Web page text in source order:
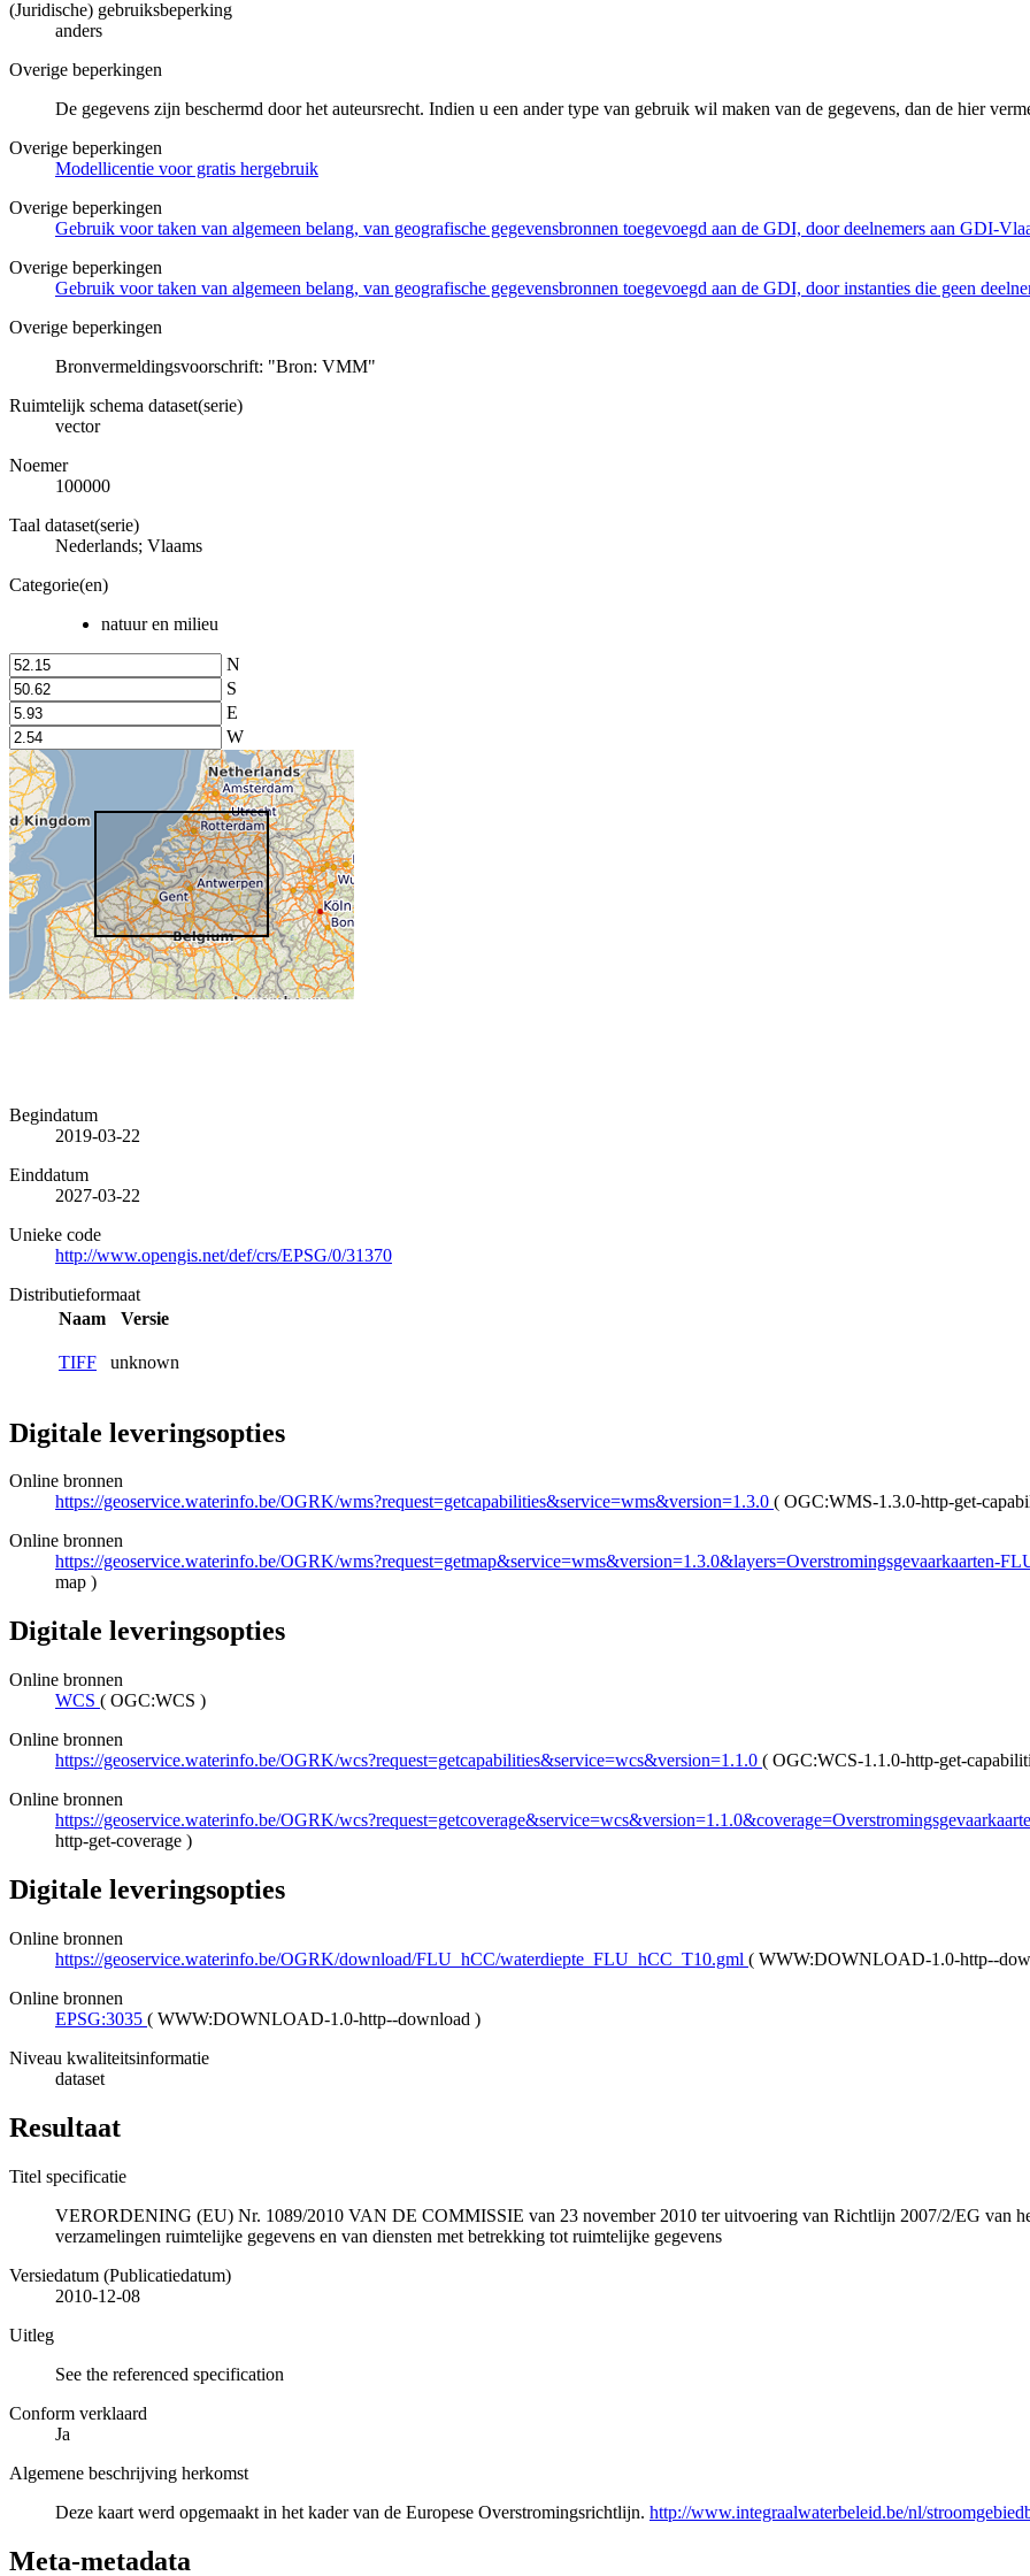
(Juridische) gebruiksbeperking
anders
Overige beperkingen
De gegevens zijn beschermd door het auteursrecht. Indien u een ander type van gebruik wil maken van de gegevens, dan de hier
Overige beperkingen
Modellicentie voor gratis hergebruik
Overige beperkingen
Gebruik voor taken van algemeen belang, van geografische gegevensbronnen toegevoegd aan de GDI, door deelnemers aan GDI-
Overige beperkingen
Gebruik voor taken van algemeen belang, van geografische gegevensbronnen toegevoegd aan de GDI, door instanties die geen
Overige beperkingen
Bronvermeldingsvoorschrift: "Bron: VMM"
Ruimtelijk schema dataset(serie)
vector
Noemer
100000
Taal dataset(serie)
Nederlands; Vlaams
Categorie(en)
natuur en milieu
N
S
E
W
Begindatum
2019-03-22
Einddatum
2027-03-22
Unieke code
http://www.opengis.net/def/crs/EPSG/0/31370
Distributieformaat
Naam
Versie
TIFF unknown
Digitale leveringsopties
Online bronnen
https://geoservice.waterinfo.be/OGRK/wms?request=getcapabilities&service=wms&version=1.3.0 ( OGC:WMS-1.3.0-http-get-
Online bronnen
https://geoservice.waterinfo.be/OGRK/wms?request=getmap&service=wms&version=1.3.0&layers=Overstromingsgevaarkaarten-
map )
Digitale leveringsopties
Online bronnen
WCS ( OGC:WCS )
Online bronnen
https://geoservice.waterinfo.be/OGRK/wcs?request=getcapabilities&service=wcs&version=1.1.0 ( OGC:WCS-1.1.0-http-get-
Online bronnen
https://geoservice.waterinfo.be/OGRK/
http-get-coverage )
Digitale leveringsopties
Online bronnen
https://geoservice.waterinfo.be/OGRK/download/FLU_hCC/waterdiepte_FLU_hCC_T10.gml ( WWW:DOWNLOAD-1.0-http--
Online bronnen
EPSG:3035 ( WWW:DOWNLOAD-1.0-http--download )
Niveau kwaliteitsinformatie
dataset
Resultaat
Titel specificatie
VERORDENING (EU) Nr. 1089/2010 VAN DE COMMISSIE van 23 november 2010 ter uitvoering van Richtlijn 2007/2/EG van
verzamelingen ruimtelijke gegevens en van diensten met betrekking tot ruimtelijke gegevens
Versiedatum (Publicatiedatum)
2010-12-08
Uitleg
See the referenced specification
Conform verklaard
Ja
Algemene beschrijving herkomst
Deze kaart werd opgemaakt in het kader van de Europese Overstromingsrichtlijn. http://www.integraalwaterbeleid.be/nl/
Meta-metadata